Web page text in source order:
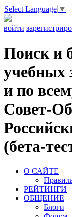
Select Language ▼
войти
Поиск и
учебных
и по
Совет-
(бета-
О САЙТЕ
РЕЙТИНГИ
ОБЩЕНИЕ
Блоги